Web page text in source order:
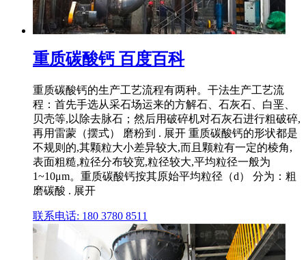
重质碳酸钙 百度百科
重质碳酸钙的生产工艺流程有两种。干法生产工艺流
程：首先手选从采石场运来的方解石、石灰石、白垩、
贝壳等,以除去脉石；然后用破碎机对石灰石进行粗破碎,
再用雷蒙（摆式） 磨粉到 . 展开 重质碳酸钙的形状都是
不规则的,其颗粒大小差异较大,而且颗粒有一定的棱角,
表面粗糙,粒径分布较宽,粒径较大,平均粒径一般为
1~10μm。重质碳酸钙按其原始平均粒径（d） 分为：粗
磨碳酸 . 展开
联系电话: 180 3780 8511